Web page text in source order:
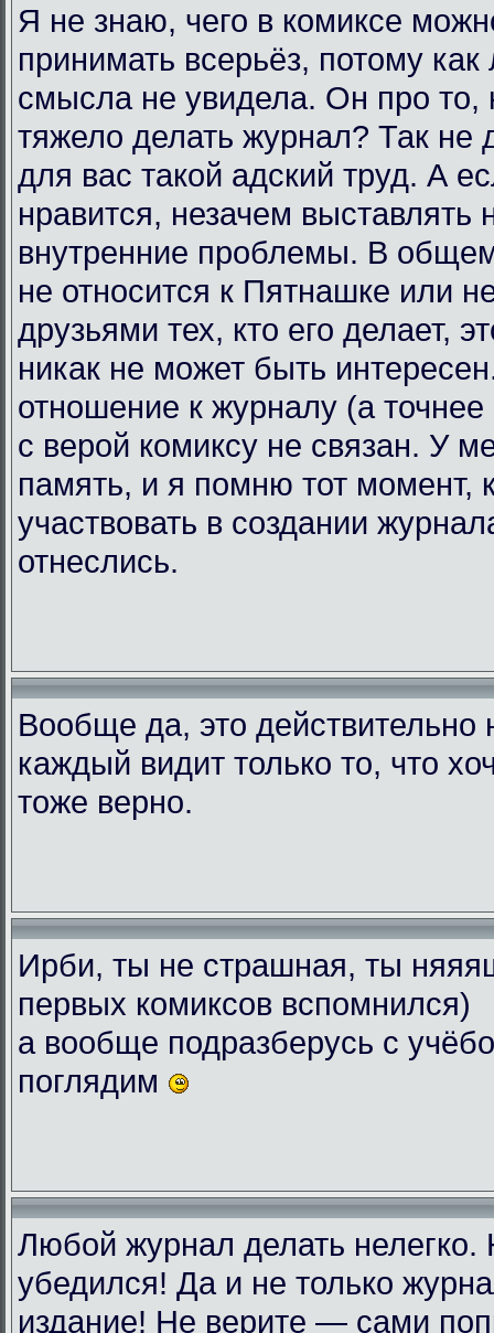
Я не знаю, чего в комиксе
принимать всерьёз, потому
смысла не увидела. Он про то,
тяжело делать журнал? Так не
для вас такой адский труд. А
нравится, незачем выставлять
внутренние проблемы. В
не относится к Пятнашке или
друзьями тех, кто его делает,
никак не может быть
отношение к журналу (а точнее
с верой комиксу не связан. У
память, и я помню тот момент,
участвовать в создании
отнеслись.
Вообще да, это действительно
каждый видит только то, что
тоже верно.
Ирби, ты не страшная, ты
первых комиксов вспомнился)
а вообще подразберусь с
поглядим
Любой журнал делать
убедился! Да и не только
издание! Не верите — сами